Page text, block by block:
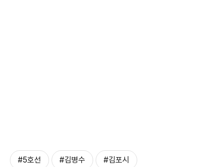
#5호선 #김병수 #김포시